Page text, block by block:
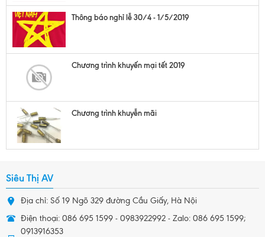
Thông báo nghỉ lễ 30/4 - 1/5/2019
Chương trình khuyến mại tết 2019
Chương trình khuyễn mãi
Siêu Thị AV
Địa chỉ: Số 19 Ngõ 329 đường Cầu Giấy, Hà Nội
Điện thoại: 086 695 1599 - 0983922992 - Zalo: 086 695 1599;
0913916353